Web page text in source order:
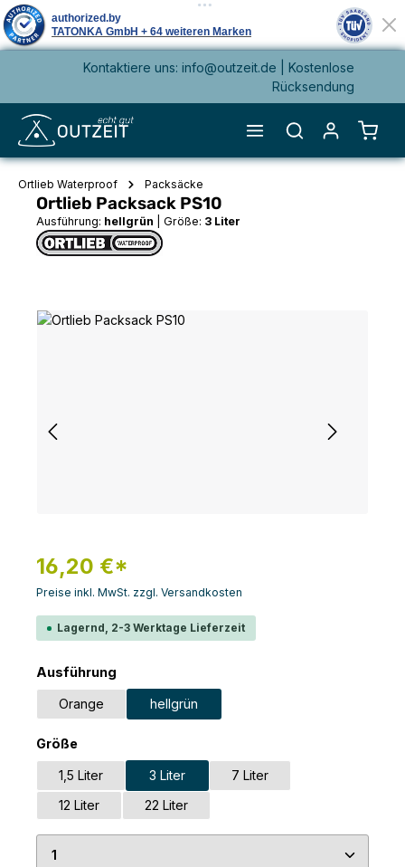
springenKontaktiere uns: info@outzeit.de | Kostenlose
Rücksendung
Ortlieb Waterproof Packsäcke
Ortlieb Packsack PS10
Ausführung: hellgrün Größe: 3 Liter
Bildergalerie überspringen
16,20 €*
Preise inkl. MwSt. zzgl. Versandkosten
Lagernd, 2-3 Werktage Lieferzeit
Ausführung
Orange hellgrün
Größeauswählen
1,5 Liter 3 Liter
7 Liter
12 Liter
22 Liter
Produkt Anzahl: Gib den gewünschten Wert